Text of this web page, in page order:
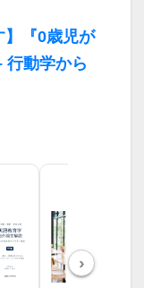
】『0歳児が
行動学から
›